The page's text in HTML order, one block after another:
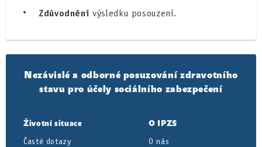
Zdůvodněnívýsledku posouzení.
Nezávislé a odborné posuzování zdravotního
stavu pro účely sociálního zabezpečení
Životní situace
Časté dotazy
O IPZS
O nás